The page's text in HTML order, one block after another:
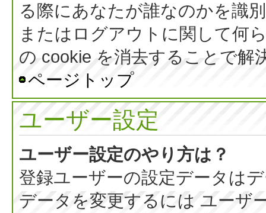
る際にあなたが誰なのかを識
またはログアウトに関して何
の cookie を消去することで解
ページトップ
ユーザー設定
ユーザー設定のやり方は？
登録ユーザーの設定データは
データを変更するには ユーザ